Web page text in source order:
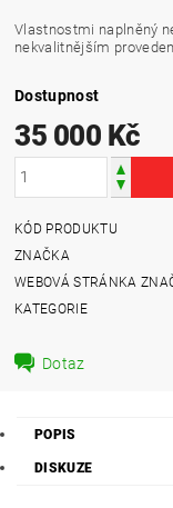
Vlastnostmi naplněný
nekvalitnějším
Dostupnost
35 000 Kč
KÓD PRODUKTU
ZNAČKA
WEBOVÁ STRÁNKA
KATEGORIE
Dotaz
POPIS
DISKUZE